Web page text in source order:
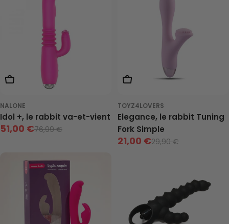
Ajouter Au Panier
NALONE
Idol +, le rabbit va-et-vient
Prix
51,00 €
Prix 76,99 €
Ajouter Au Panier
TOYZ4LOVERS
Elegance, le rabbit Tuning
Fork Simple
Prix
21,00 €
Prix
29,90 €